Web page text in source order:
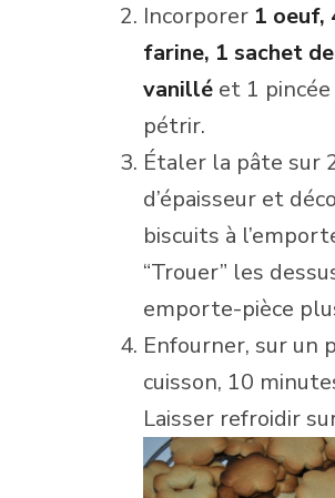
Incorporer 1 oeuf,
farine, 1 sachet
vanillé et 1
pétrir.
Étaler la pâte sur
d’épaisseur et
biscuits à
“Trouer” les
emporte-pièce
Enfourner, sur un
cuisson, 10
Laisser refroidir